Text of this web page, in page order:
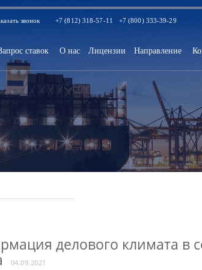
звонок +7 (812) 318-57-11 +7 (800) 333-39-29
ставок О нас Лицензии Направление
делового климата в
04.09.2021